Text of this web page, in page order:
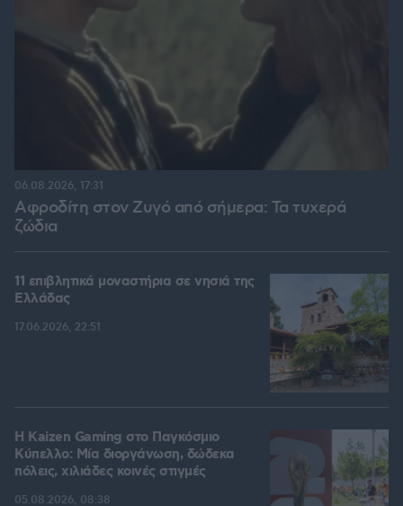
Αφροδίτη στον Ζυγό από σήμερα: Τα τυχερά
ζώδια
06.08.2026, 17:31
11 επιβλητικά μοναστήρια σε νησιά της
Ελλάδας
17.06.2026, 22:51
H Kaizen Gaming στο Παγκόσμιο
Kύπελλο: Μία διοργάνωση, δώδεκα
πόλεις, χιλιάδες κοινές στιγμές
05.08.2026, 08:38